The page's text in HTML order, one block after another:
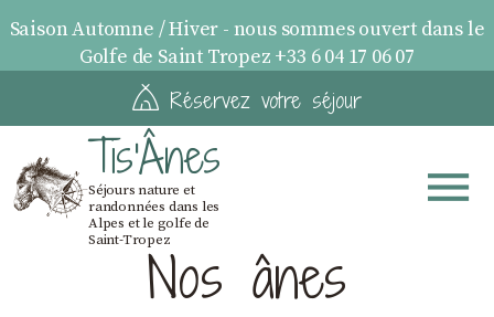
Saison Automne / Hiver - nous sommes ouvert dans le
Golfe de Saint Tropez +33 6 04 17 06 07
Réservez votre séjour
Tis'Ânes
Séjours nature et
randonnées dans les
Alpes et le golfe de
Saint-TropezNos ânes